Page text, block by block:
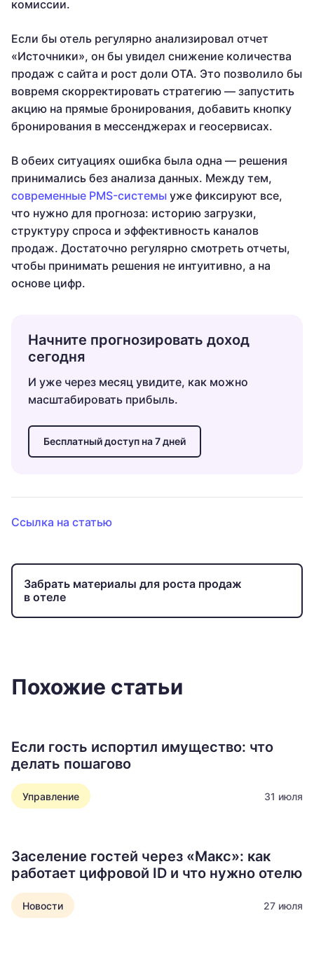
комиссии.
Если бы отель регулярно анализировал отчет
«Источники», он бы увидел снижение количества
продаж с сайта и рост доли OTA. Это позволило бы
вовремя скорректировать стратегию — запустить
акцию на прямые бронирования, добавить кнопку
бронирования в мессенджерах и геосервисах.
В обеих ситуациях ошибка была одна — решения
принимались без анализа данных. Между тем,
современные PMS-системы уже фиксируют все,
что нужно для прогноза: историю загрузки,
структуру спроса и эффективность каналов
продаж. Достаточно регулярно смотреть отчеты,
чтобы принимать решения не интуитивно, а на
основе цифр.
Начните прогнозировать доход
сегодня
И уже через месяц увидите, как можно
масштабировать прибыль.
Бесплатный доступ на 7 дней
Ссылка на статью
Забрать материалы для роста продаж
в отеле
Похожие статьи
Если гость испортил имущество: что
делать пошагово
Управление 31 июля
Заселение гостей через «Макс»: как
работает цифровой ID и что нужно отелю
Новости 27 июля